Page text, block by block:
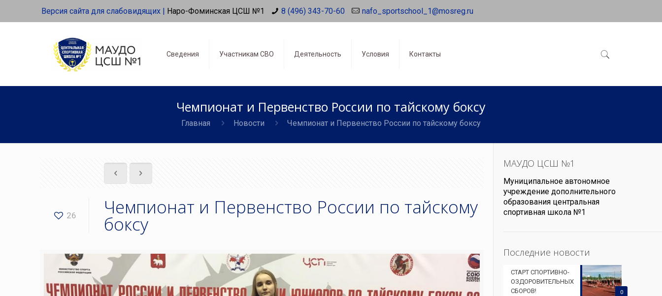
Версия сайта для слабовидящих | Наро-Фоминская ЦСШ №1 8 (496) 343-70-60 nafo_sportschool_1@mosreg.ru
Сведения Участникам СВО Деятельность Условия Контакты
Чемпионат и Первенство России по тайскому боксу
Главная Новости Чемпионат и Первенство России по тайскому боксу
26 Чемпионат и Первенство России по тайскому
боксу
МАУДО ЦСШ №1
Муниципальное автономное
учреждение дополнительного
образования центральная
спортивная школа №1
Последние новости
0
СТАРТ СПОРТИВНО-
ОЗДОРОВИТЕЛЬНЫХ
СБОРОВ!